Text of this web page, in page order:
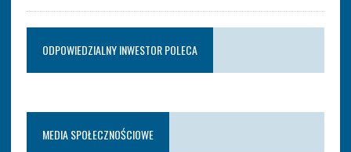
ODPOWIEDZIALNY INWESTOR POLECA
MEDIA SPOŁECZNOŚCIOWE